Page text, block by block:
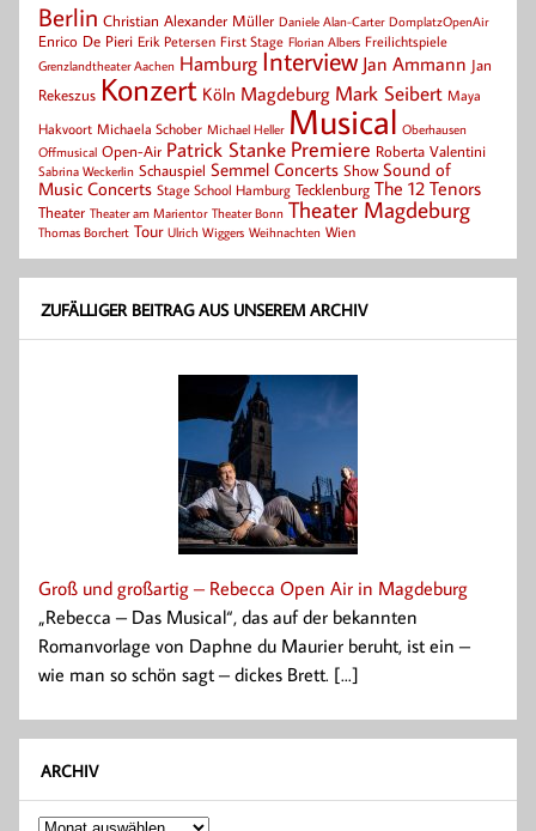
Berlin Christian Alexander Müller Daniele Alan-Carter DomplatzOpenAir
Enrico De Pieri Erik Petersen First Stage Florian Albers Freilichtspiele
Grenzlandtheater Aachen Hamburg Interview Jan Ammann Jan
Rekeszus Konzert Köln Magdeburg Mark Seibert Maya
Hakvoort Michaela Schober Michael Heller Musical Oberhausen
Offmusical Open-Air Patrick Stanke Premiere Roberta Valentini
Sabrina Weckerlin Schauspiel Semmel Concerts Show Sound of
Music Concerts Stage School Hamburg Tecklenburg The 12 Tenors
Theater Theater am Marientor Theater Bonn Theater Magdeburg
Thomas Borchert Tour Ulrich Wiggers Weihnachten Wien
ZUFÄLLIGER BEITRAG AUS UNSEREM ARCHIV
Groß und großartig – Rebecca Open Air in Magdeburg
„Rebecca – Das Musical“, das auf der bekannten
Romanvorlage von Daphne du Maurier beruht, ist ein –
wie man so schön sagt – dickes Brett. [...]
ARCHIV
Archiv